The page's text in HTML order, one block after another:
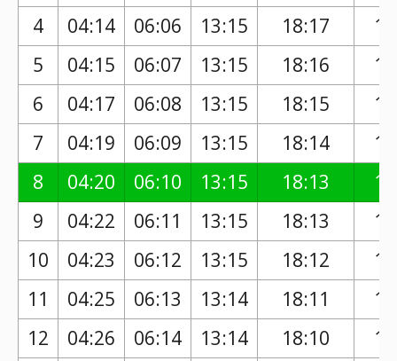
4
04:14 06:06 13:15 18:17
5
04:15 06:07 13:15 18:16
6
04:17 06:08 13:15 18:15
7
04:19 06:09 13:15 18:14
8
04:20 06:10 13:15 18:13
9
04:22 06:11 13:15 18:13
10
04:23 06:12 13:15 18:12
11
04:25 06:13 13:14 18:11
12
04:26 06:14 13:14 18:10